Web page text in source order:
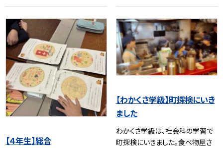
【４年生】総合
【わかくさ学級】町探検にいき
ました
わかくさ学級は、社会科の学習で
町探検にいきました。食べ物屋さ